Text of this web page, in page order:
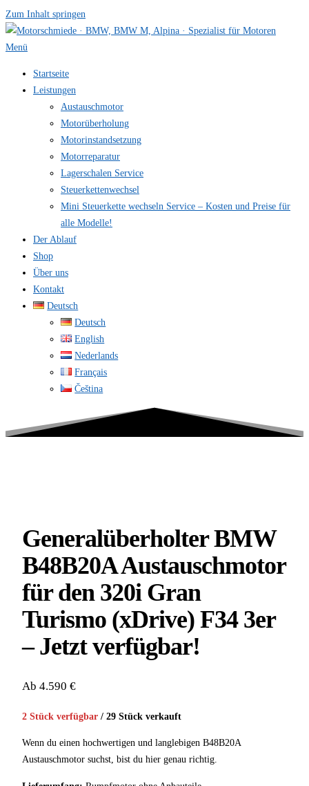
Zum Inhalt springen
Menü
Startseite
Leistungen
Austauschmotor
Motorüberholung
Motorinstandsetzung
Motorreparatur
Lagerschalen Service
Steuerkettenwechsel
Mini Steuer­kette wechseln Service – Kosten und Preise für
alle Modelle!
Der Ablauf
Shop
Über uns
Kontakt
Deutsch
Deutsch
English
Nederlands
Français
Čeština
Generalüberholter BMW
B48B20A Austauschmotor
für den 320i Gran
Turismo (xDrive) F34 3er
– Jetzt verfügbar!
Ab 4.590 €
2 Stück verfügbar / 29 Stück verkauft
Wenn du einen hochwertigen und langlebigen B48B20A
Austauschmotor suchst, bist du hier genau richtig.